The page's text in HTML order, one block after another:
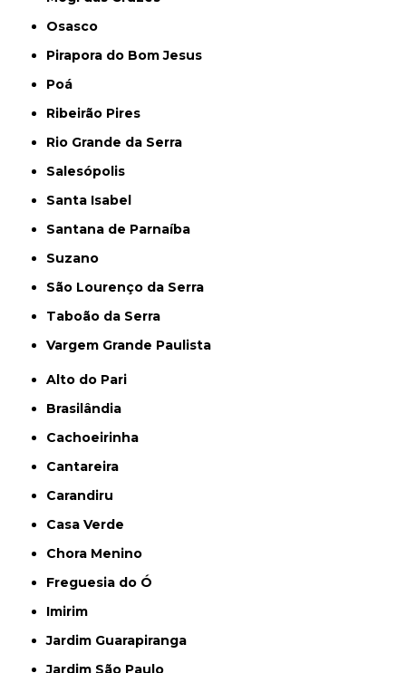
Osasco
Pirapora do Bom Jesus
Poá
Ribeirão Pires
Rio Grande da Serra
Salesópolis
Santa Isabel
Santana de Parnaíba
Suzano
São Lourenço da Serra
Taboão da Serra
Vargem Grande Paulista
Alto do Pari
Brasilândia
Cachoeirinha
Cantareira
Carandiru
Casa Verde
Chora Menino
Freguesia do Ó
Imirim
Jardim Guarapiranga
Jardim São Paulo